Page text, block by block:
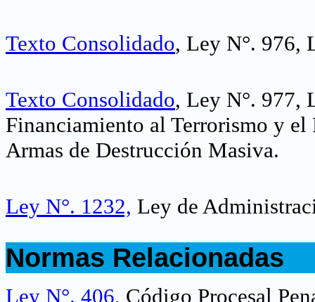
Texto Consolidado, Ley N°. 976,
Texto Consolidado, Ley N°. 977,
Financiamiento al Terrorismo y
Armas de Destrucción Masiva.
Ley N°. 1232, Ley de
Normas Relacionadas
Ley N°. 406, Código Procesal